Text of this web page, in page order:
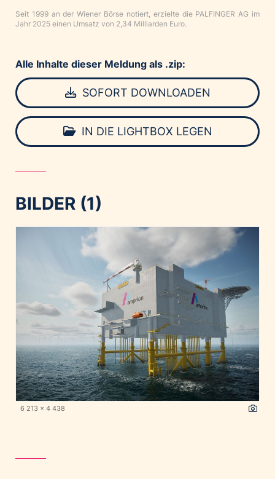
Seit 1999 an der Wiener Börse notiert, erzielte die PALFINGER AG im
Jahr 2025 einen Umsatz von 2,34 Milliarden Euro.
Alle Inhalte dieser Meldung als .zip:
SOFORT DOWNLOADEN
IN DIE LIGHTBOX LEGEN
BILDER (1)
6 213 x 4 438